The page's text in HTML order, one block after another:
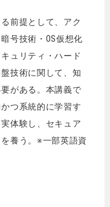
前提として、アク
号技術・OS仮想化
ュリティ・ハード
技術に関して、知
がある。本講義で
つ系統的に学習す
体験し、セキュア
養う。※一部英語資